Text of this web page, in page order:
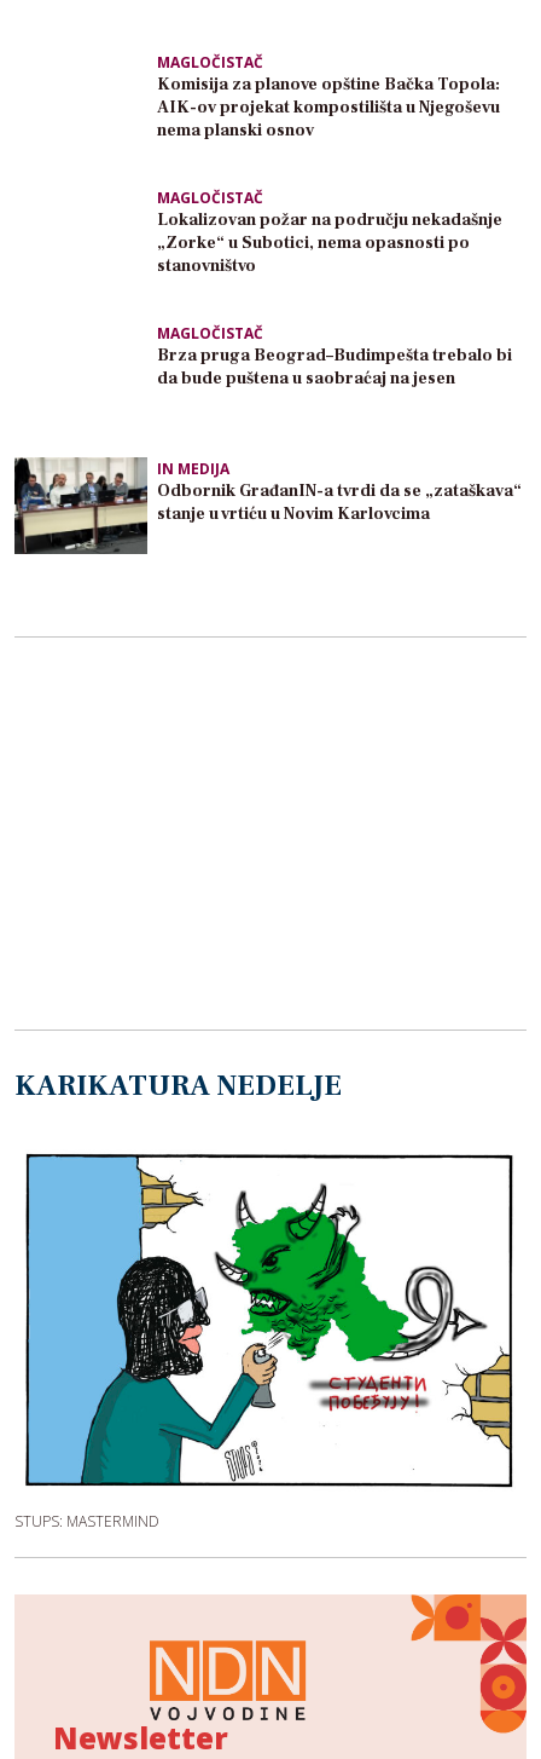
MAGLOČISTAČ
Komisija za planove opštine Bačka Topola:
AIK-ov projekat kompostilišta u Njegoševu
nema planski osnov
MAGLOČISTAČ
Lokalizovan požar na području nekadašnje
„Zorke“ u Subotici, nema opasnosti po
stanovništvo
MAGLOČISTAČ
Brza pruga Beograd–Budimpešta trebalo bi
da bude puštena u saobraćaj na jesen
IN MEDIJA
Odbornik GrađanIN-a tvrdi da se „zataškava“
stanje u vrtiću u Novim Karlovcima
KARIKATURA NEDELJE
STUPS: MASTERMIND
Newsletter